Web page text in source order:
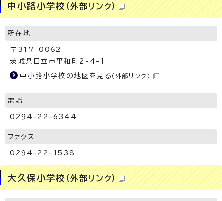
中小路小学校 （外部リンク）
所在地
〒317-0062
茨城県日立市平和町2-4-1
中小路小学校の地図を見る （外部リンク）
電話
0294-22-6344
ファクス
0294-22-1538
大久保小学校 （外部リンク）